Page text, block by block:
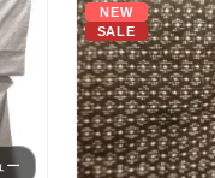
ー
NEW
SALE